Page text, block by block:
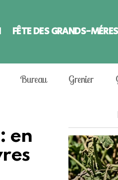
FÊTE DES GRANDS-MÈRES
Bureau Grenier
en